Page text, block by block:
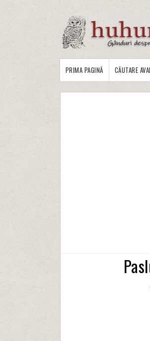
PRIMA PAGINĂ CĂUTARE